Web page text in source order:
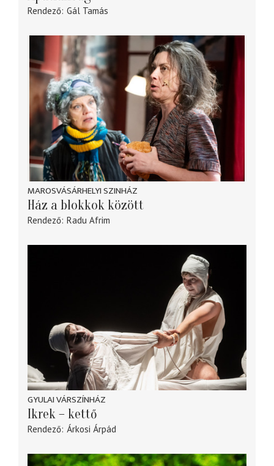
Rendező Gál Tamás
MAROSVÁSÁRHELYI SZINHÁZ
Ház a blokkok között
Rendező Radu Afrim
GYULAI VÁRSZÍNHÁZ
Ikrek – kettő
Rendező Árkosi Árpád